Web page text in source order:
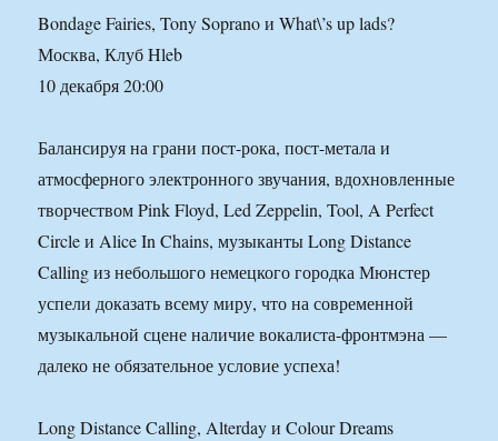
Bondage Fairies, Tony Soprano и What\’s up lads?
Москва, Клуб Hleb
10 декабря 20:00
Балансируя на грани пост-рока, пост-метала и
атмосферного электронного звучания, вдохновленные
творчеством Pink Floyd, Led Zeppelin, Tool, A Perfect
Circle и Alice In Chains, музыканты Long Distance
Calling из небольшого немецкого городка Мюнстер
успели доказать всему миру, что на современной
музыкальной сцене наличие вокалиста-фронтмэна —
далеко не обязательное условие успеха!
Long Distance Calling, Alterday и Colour Dreams